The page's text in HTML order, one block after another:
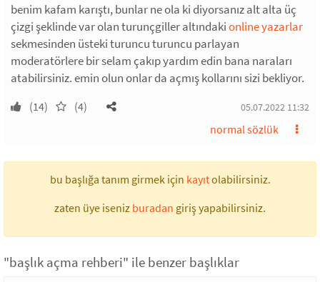
benim kafam karıştı, bunlar ne ola ki diyorsanız alt alta üç
çizgi şeklinde var olan turunçgiller altındakionline yazarlar
sekmesinden üsteki turuncu turuncu parlayan
moderatörlere bir selam çakıp yardım edin bana naraları
atabilirsiniz. emin olun onlar da açmış kollarını sizi bekliyor.
(14) (4) 05.07.2022 11:32
normal sözlük
bu başlığa tanım girmek için kayıtolabilirsiniz.
zaten üye iseniz buradan giriş yapabilirsiniz.
"başlık açma rehberi" ile benzer başlıklar